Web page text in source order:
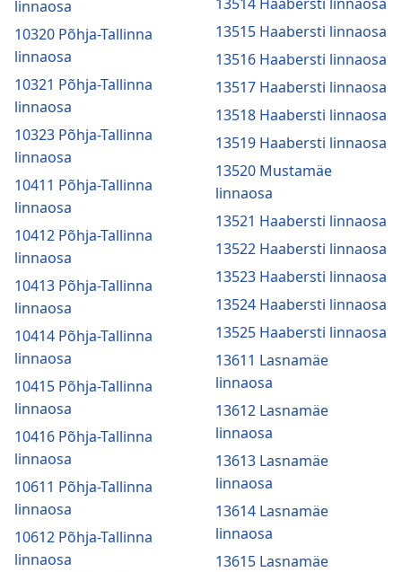
linnaosa
10320 Põhja-Tallinna
linnaosa
10321 Põhja-Tallinna
linnaosa
10323 Põhja-Tallinna
linnaosa
10411 Põhja-Tallinna
linnaosa
10412 Põhja-Tallinna
linnaosa
10413 Põhja-Tallinna
linnaosa
10414 Põhja-Tallinna
linnaosa
10415 Põhja-Tallinna
linnaosa
10416 Põhja-Tallinna
linnaosa
10611 Põhja-Tallinna
linnaosa
10612 Põhja-Tallinna
linnaosa
13515 Haabersti linnaosa
13516 Haabersti linnaosa
13517 Haabersti linnaosa
13518 Haabersti linnaosa
13519 Haabersti linnaosa
13520 Mustamäe
linnaosa
13521 Haabersti linnaosa
13522 Haabersti linnaosa
13523 Haabersti linnaosa
13524 Haabersti linnaosa
13525 Haabersti linnaosa
13611 Lasnamäe
linnaosa
13612 Lasnamäe
linnaosa
13613 Lasnamäe
linnaosa
13614 Lasnamäe
linnaosa
13615 Lasnamäe